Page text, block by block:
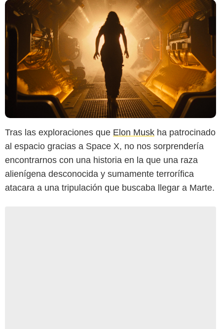
Tras las exploraciones que Elon Musk ha patrocinado
al espacio gracias a Space X, no nos sorprendería
encontrarnos con una historia en la que una raza
alienígena desconocida y sumamente terrorífica
atacara a una tripulación que buscaba llegar a Marte.